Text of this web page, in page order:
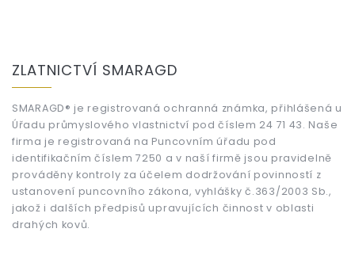
ZLATNICTVÍ SMARAGD
SMARAGD® je registrovaná ochranná známka, přihlášená u
Úřadu průmyslového vlastnictví pod číslem 24 71 43. Naše
firma je registrovaná na Puncovním úřadu pod
identifikačním číslem 7250 a v naší firmě jsou pravidelně
prováděny kontroly za účelem dodržování povinností z
ustanovení puncovního zákona, vyhlášky č.363/2003 Sb.,
jakož i dalších předpisů upravujících činnost v oblasti
drahých kovů.